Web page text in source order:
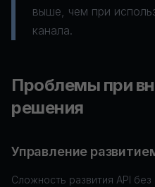
выше, чем при
канала.
Проблемы при
решения
Управление
Сложность развития API